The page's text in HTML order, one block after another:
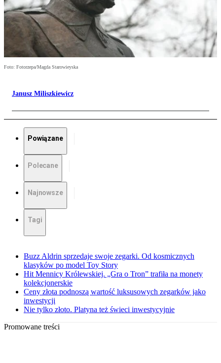
Foto: Fotorzepa/Magda Starowieyska
Janusz Miliszkiewicz
Powiązane
Polecane
Najnowsze
Tagi
Buzz Aldrin sprzedaje swoje zegarki. Od kosmicznych
klasyków po model Toy Story
Hit Mennicy Królewskiej. „Gra o Tron” trafiła na monety
kolekcjonerskie
Ceny złota podnoszą wartość luksusowych zegarków jako
inwestycji
Nie tylko złoto. Platyna też świeci inwestycyjnie
Promowane treści